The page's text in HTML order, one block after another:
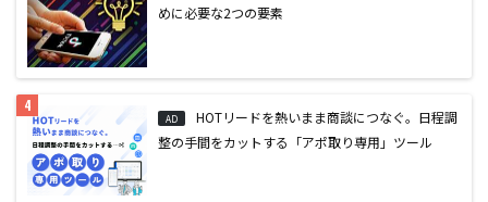
めに必要な2つの要素
AD
HOTリードを熱いまま商談につなぐ。日程調
整の手間をカットする「アポ取り専用」ツール